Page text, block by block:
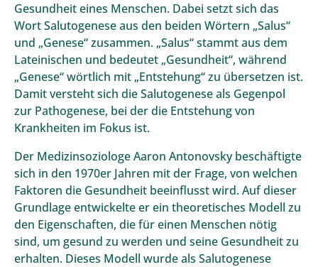
Gesundheit eines Menschen. Dabei setzt sich das
Wort Salutogenese aus den beiden Wörtern „Salus“
und „Genese“ zusammen. „Salus“ stammt aus dem
Lateinischen und bedeutet „Gesundheit“, während
„Genese“ wörtlich mit „Entstehung“ zu übersetzen ist.
Damit versteht sich die Salutogenese als Gegenpol
zur Pathogenese, bei der die Entstehung von
Krankheiten im Fokus ist.
Der Medizinsoziologe Aaron Antonovsky beschäftigte
sich in den 1970er Jahren mit der Frage, von welchen
Faktoren die Gesundheit beeinflusst wird. Auf dieser
Grundlage entwickelte er ein theoretisches Modell zu
den Eigenschaften, die für einen Menschen nötig
sind, um gesund zu werden und seine Gesundheit zu
erhalten. Dieses Modell wurde als Salutogenese